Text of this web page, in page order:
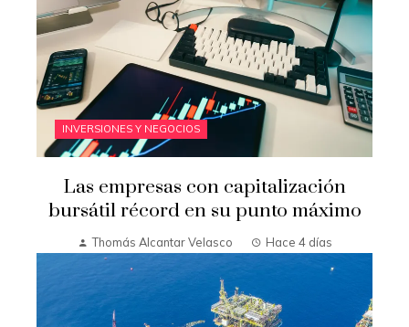
INVERSIONES Y NEGOCIOS
Las empresas con capitalización
bursátil récord en su punto máximo
Thomás Alcantar Velasco Hace 4 días